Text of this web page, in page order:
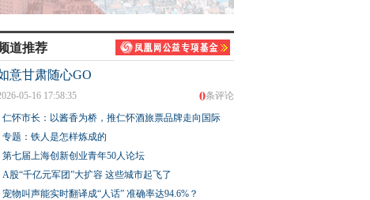
道推荐
意甘肃随心GO
0条评论
05-16 17:58:35
仁怀市长：以酱香为桥，推仁怀酒旅票品牌走向国际
专题：铁人是怎样炼成的
第七届上海创新创业青年50人论坛
A股“千亿元军团”大扩容 这些城市起飞了
宠物叫声能实时翻译成“人话” 准确率达94.6%？